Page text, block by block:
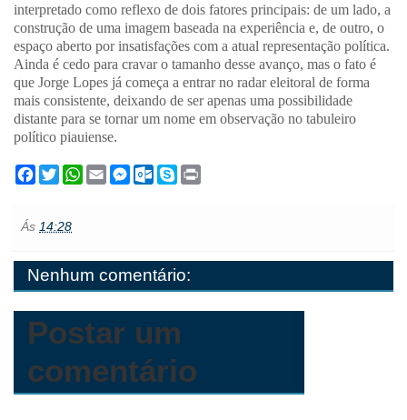
interpretado como reflexo de dois fatores principais: de um lado, a
construção de uma imagem baseada na experiência e, de outro, o
espaço aberto por insatisfações com a atual representação política.
Ainda é cedo para cravar o tamanho desse avanço, mas o fato é
que Jorge Lopes já começa a entrar no radar eleitoral de forma
mais consistente, deixando de ser apenas uma possibilidade
distante para se tornar um nome em observação no tabuleiro
político piauiense.
F
a
b
o
k
T
w
t
r
W
h
p
p
E
m
M
e
g
e
r
O
u
k
.
c
S
k
Ás 14:28
Nenhum comentário:
Postar um
comentário